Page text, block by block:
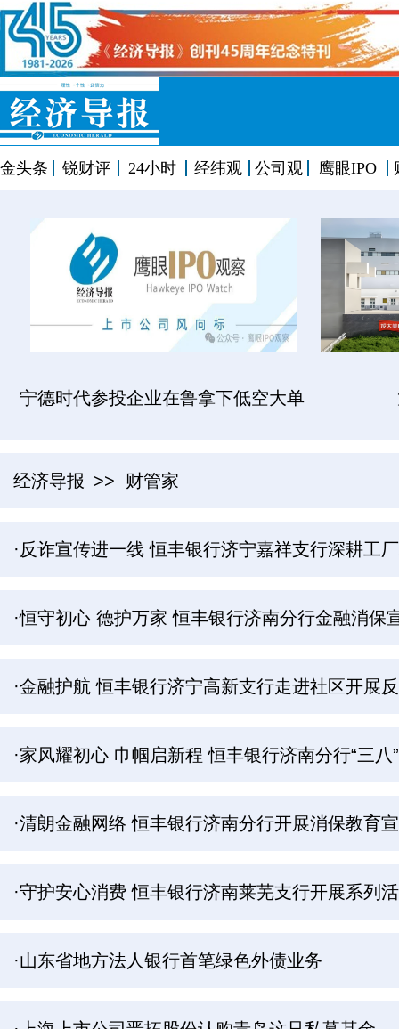
金头条 锐财评 24小时 经纬观 公司观 鹰眼IPO
宁德时代参投企业在鲁拿下低空大单
经济导报 >> 财管家
·反诈宣传进一线 恒丰银行济宁嘉祥支行深耕工
·恒守初心 德护万家 恒丰银行济南分行金融消保
·金融护航 恒丰银行济宁高新支行走进社区开展
·家风耀初心 巾帼启新程 恒丰银行济南分行“三
·清朗金融网络 恒丰银行济南分行开展消保教育
·守护安心消费 恒丰银行济南莱芜支行开展系列
·山东省地方法人银行首笔绿色外债业务